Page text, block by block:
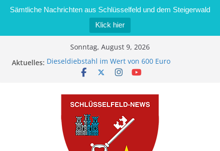
Sämtliche Nachrichten aus Schlüsselfeld und dem Steigerwald
Klick hier
Sonntag, August 9, 2026
Aktuelles: Dieseldiebstahl im Wert von 600 Euro
„Männertreff on Tour“ Betriebsbesichtigung bei
Bernd Schmiedel wird neues Stadtratsmitglied
Brand in Sägewerk in Bernroth schnell unter
Stadt Schlüsselfeld bietet Online-Anmeldung für
Kindergartenplätze an